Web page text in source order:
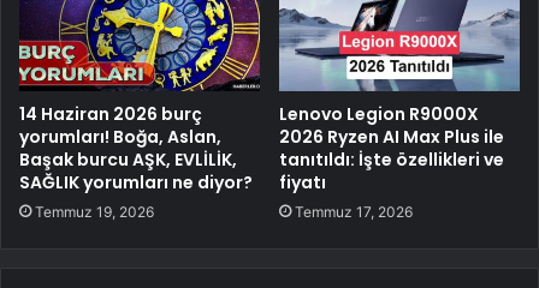
14 Haziran 2026 burç
yorumları! Boğa, Aslan,
Başak burcu AŞK, EVLİLİK,
SAĞLIK yorumları ne diyor?
Temmuz 19, 2026
Lenovo Legion R9000X
2026 Ryzen AI Max Plus ile
tanıtıldı: İşte özellikleri ve
fiyatı
Temmuz 17, 2026